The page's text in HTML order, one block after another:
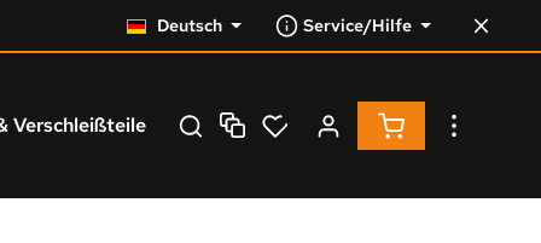
Deutsch Service/Hilfe
Verschleißteile Service % Resale %Warenkorb